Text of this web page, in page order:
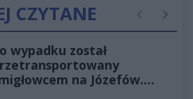
CZYTANE Poprzednie
wypadku został
na Józefów.